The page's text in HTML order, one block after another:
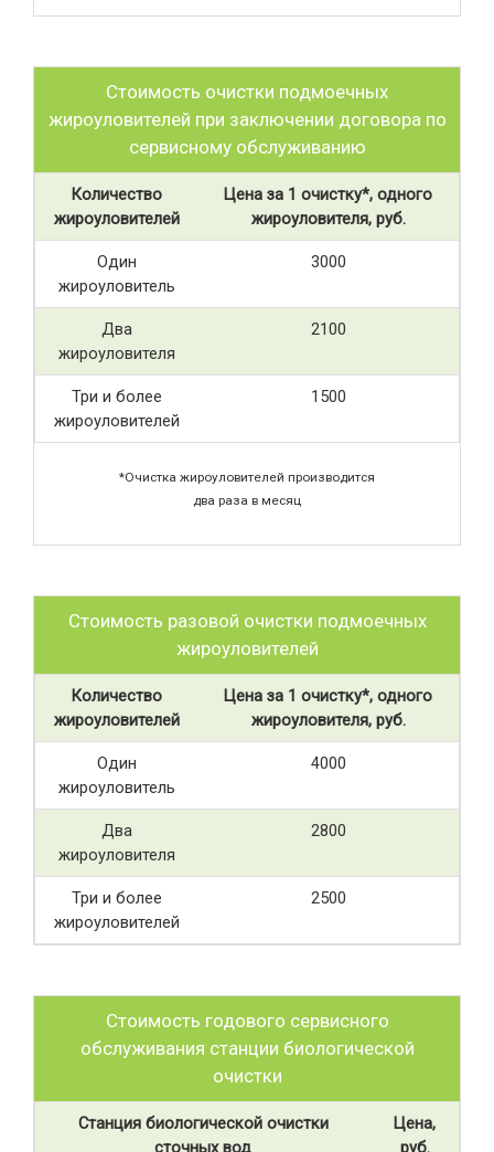
Стоимость очистки подмоечных
жироуловителей при заключении договора по
сервисному обслуживанию
Количество
жироуловителей
Цена за 1 очистку*, одного
жироуловителя, руб.
Один
жироуловитель
3000
Два
жироуловителя
2100
Три и более
жироуловителей
1500
*Очистка жироуловителей производится
два раза в месяц
Стоимость разовой очистки подмоечных
жироуловителей
Количество
жироуловителей
Цена за 1 очистку*, одного
жироуловителя, руб.
Один
жироуловитель
4000
Два
жироуловителя
2800
Три и более
жироуловителей
2500
Стоимость годового сервисного
обслуживания станции биологической
очистки
Станция биологической очистки
сточных вод
Цена,
руб.